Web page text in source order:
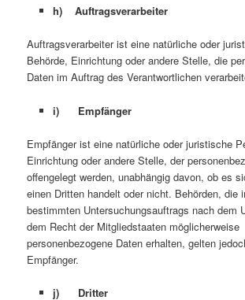
h) Auftragsverarbeiter
Auftragsverarbeiter ist eine natürliche oder
Behörde, Einrichtung oder andere Stelle, die
Daten im Auftrag des Verantwortlichen
i) Empfänger
Empfänger ist eine natürliche oder juristische
Einrichtung oder andere Stelle, der
offengelegt werden, unabhängig davon, ob es
einen Dritten handelt oder nicht. Behörden, die
bestimmten Untersuchungsauftrags nach dem
dem Recht der Mitgliedstaaten möglicherweise
personenbezogene Daten erhalten, gelten
Empfänger.
j) Dritter